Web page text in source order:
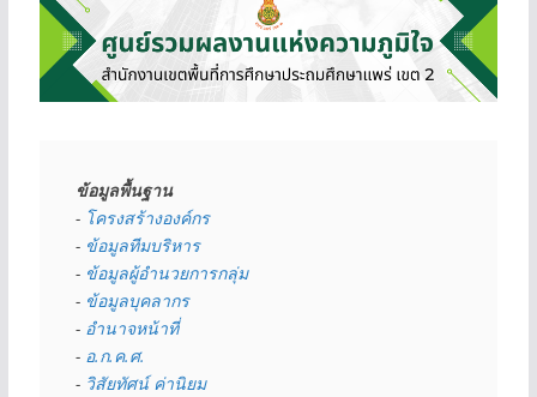
ข้อมูลพื้นฐาน
- โครงสร้างองค์กร
- ข้อมูลทีมบริหาร
- ข้อมูลผู้อำนวยการกลุ่ม
- ข้อมูลบุคลากร
- อำนาจหน้าที่
- อ.ก.ค.ศ.
- วิสัยทัศน์ ค่านิยม